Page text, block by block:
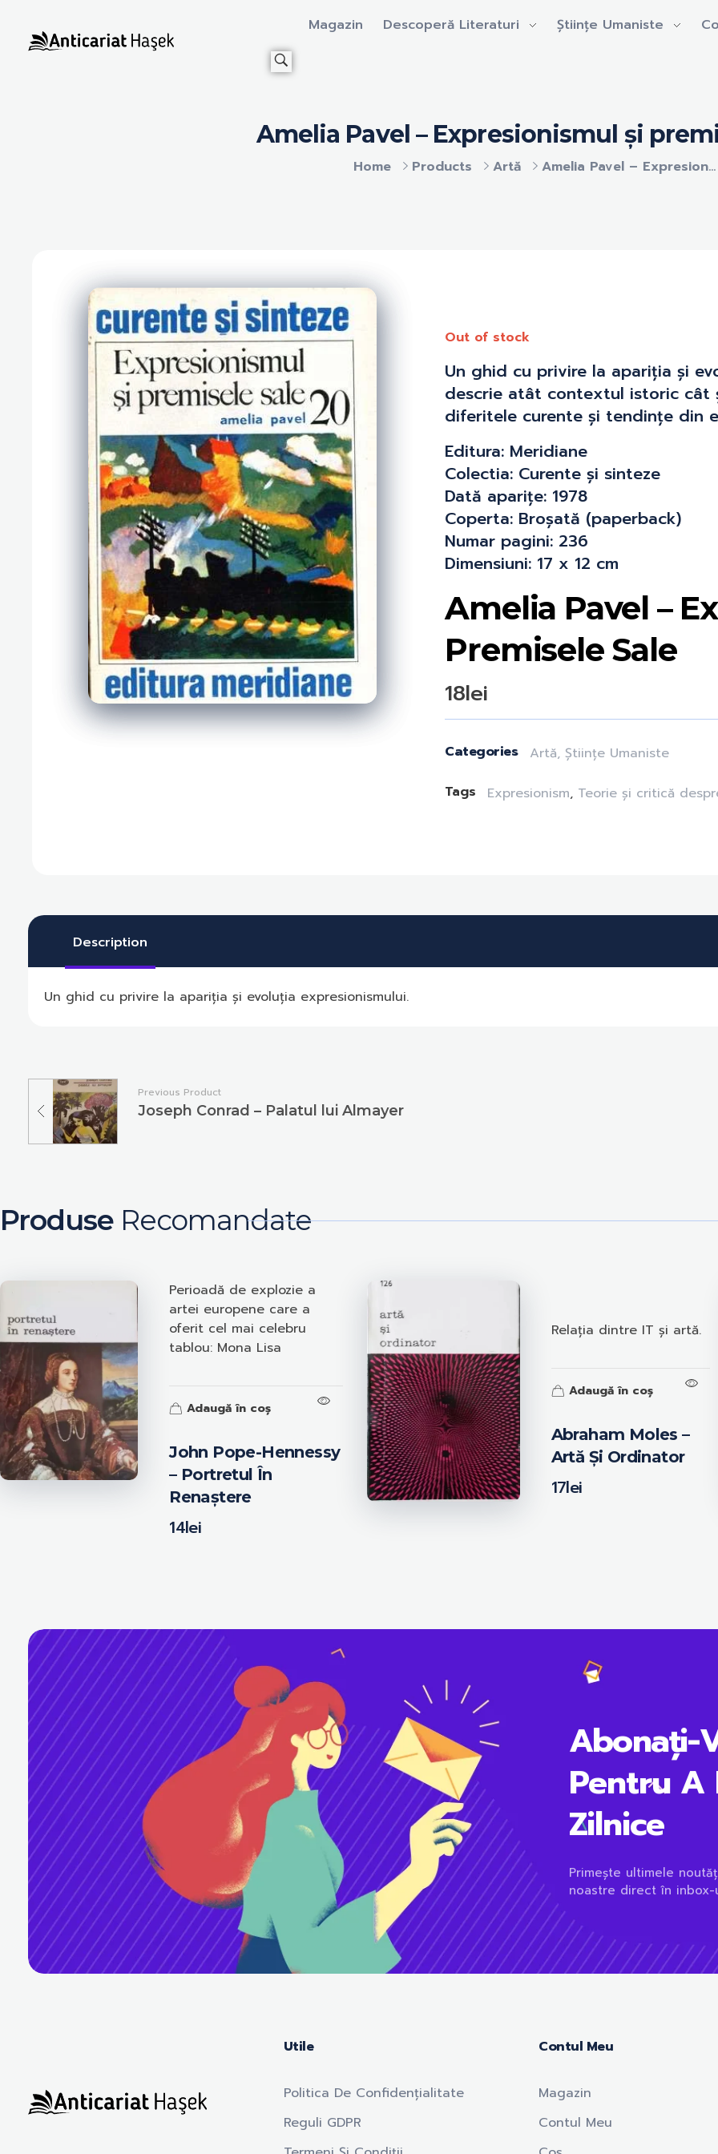
Magazin Descoperă Literaturi Științe Umaniste
Home Products Artă Amelia Pavel – Expresion...
Amelia Pavel – Expresionismul și
Amelia Pavel –
Premisele Sale
18lei
Un ghid cu privire la apariția și
descrie atât contextul istoric cât
diferitele curente și tendințe din
Editura: Meridiane
Colectia: Curente și sinteze
Dată aparițe: 1978
Coperta: Broșată (paperback)
Numar pagini: 236
Dimensiuni: 17 x 12 cm
Out of stock
Categories Artă, Științe Umaniste
Tags
Expresionism, Teorie și critică
Description
Un ghid cu privire la apariția și evoluția expresionismului.
Previous Product
Joseph Conrad – Palatul lui Almayer
ProduseRecomandate
John Pope-Hennessy
– Portretul În
Renaștere
14lei
Perioadă de explozie a
artei europene care a
oferit cel mai celebru
tablou: Mona Lisa
Adaugă în coș
Abraham Moles –
Artă Și Ordinator
17lei
Relația dintre IT și artă.
Adaugă în coș
Abonați-
Pentru A
Zilnice
Primește ultimele
noastre direct în inbox-
Utile
Politica De Confidențialitate
Reguli GDPR
Contul Meu
Magazin
Contul Meu